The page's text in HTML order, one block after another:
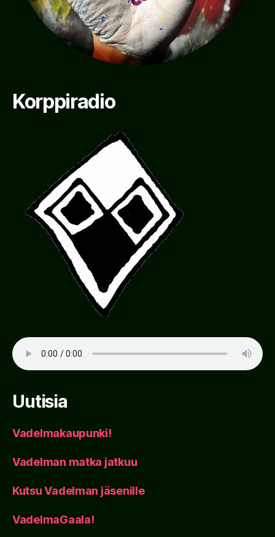
Korppiradio
Uutisia
Vadelmakaupunki!
Vadelman matka jatkuu
Kutsu Vadelman jäsenille
VadelmaGaala!